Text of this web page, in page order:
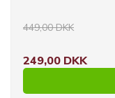
449,00 DKK
249,00 DKK